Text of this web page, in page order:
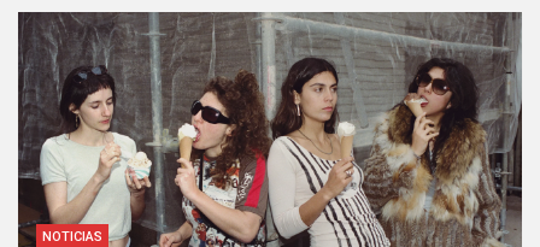
NOTICIAS